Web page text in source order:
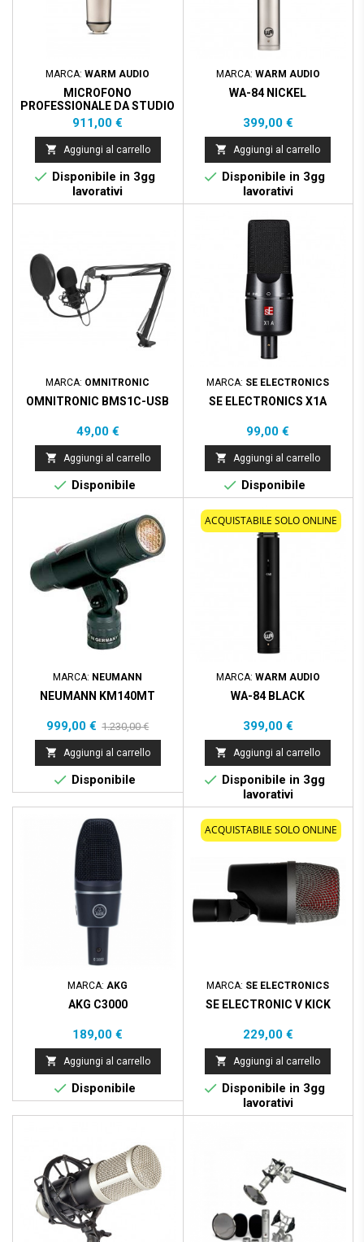
MARCA:WARM AUDIO
MICROFONO
PROFESSIONALE DA STUDIO
VALVOLARE
Prezzo
911,00 €
 Aggiungi al carrello
 Disponibile in 3gg
lavorativi
MARCA: WARM AUDIO
WA-84 NICKEL
Prezzo
399,00 €
 Aggiungi al carrello
 Disponibile in 3gg
lavorativi
MARCA: OMNITRONIC
OMNITRONIC BMS1C-USB
Prezzo
49,00 €
 Aggiungi al carrello
 Disponibile
MARCA: SE ELECTRONICS
SE ELECTRONICS X1A
Prezzo
99,00 €
 Aggiungi al carrello
 Disponibile
- 231,00 €
MARCA: NEUMANN
NEUMANN KM140MT
Prezzo
999,00 € Prezzo
base
1.230,00 €
 Aggiungi al carrello
 Disponibile
ACQUISTABILE SOLO ONLINE
MARCA: WARM AUDIO
WA-84 BLACK
Prezzo
399,00 €
 Aggiungi al carrello
 Disponibile in 3gg
lavorativi
MARCA:AKG
AKG C3000
Prezzo
189,00 €
 Aggiungi al carrello
 Disponibile
ACQUISTABILE SOLO ONLINE
MARCA: SE ELECTRONICS
SE ELECTRONIC V KICK
Prezzo
229,00 €
 Aggiungi al carrello
 Disponibile in 3gg
lavorativi